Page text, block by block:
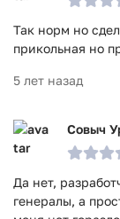
Так норм но
прикольная но
5 лет назад
Совыч
Да нет,
генералы, а